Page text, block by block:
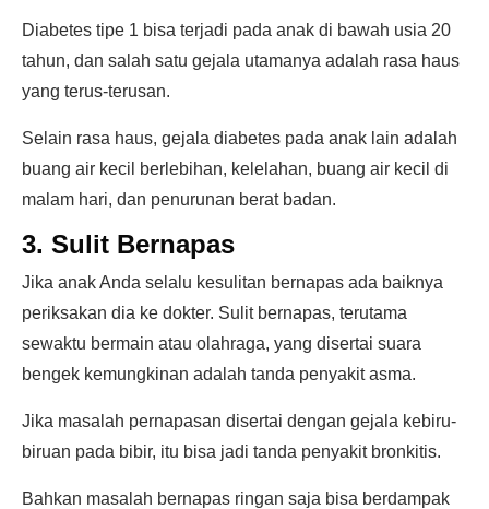
Diabetes tipe 1 bisa terjadi pada anak di bawah usia 20
tahun, dan salah satu gejala utamanya adalah rasa haus
yang terus-terusan.
Selain rasa haus, gejala diabetes pada anak lain adalah
buang air kecil berlebihan, kelelahan, buang air kecil di
malam hari, dan penurunan berat badan.
3. Sulit Bernapas
Jika anak Anda selalu kesulitan bernapas ada baiknya
periksakan dia ke dokter. Sulit bernapas, terutama
sewaktu bermain atau olahraga, yang disertai suara
bengek kemungkinan adalah tanda penyakit asma.
Jika masalah pernapasan disertai dengan gejala kebiru-
biruan pada bibir, itu bisa jadi tanda penyakit bronkitis.
Bahkan masalah bernapas ringan saja bisa berdampak